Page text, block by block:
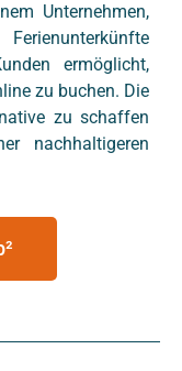
Unternehmen,
ermöglicht,
zu buchen. Die
zu schaffen
nachhaltigeren